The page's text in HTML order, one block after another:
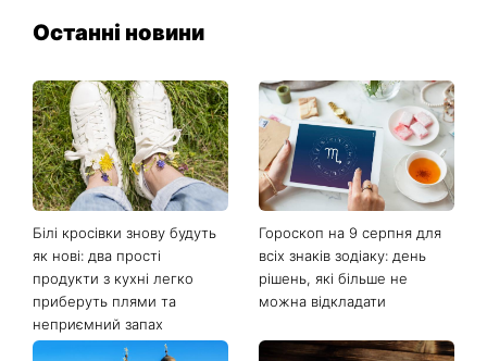
Останні новини
Білі кросівки знову будуть
як нові: два прості
продукти з кухні легко
приберуть плями та
неприємний запах
Гороскоп на 9 серпня для
всіх знаків зодіаку: день
рішень, які більше не
можна відкладати